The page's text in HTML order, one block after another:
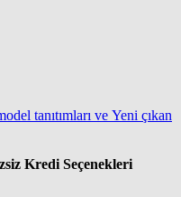
tanıtımları ve Yeni çıkan
Kredi Seçenekleri